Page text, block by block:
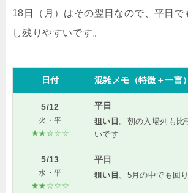
18日（月）はその翌日なので、平日で
し残りやすいです。
日付 混雑メモ（特徴＋一言）
5/12
火・平
★★☆☆☆
平日
狙い目 。朝の入場列も比
いです
5/13
水・平
★★☆☆☆
平日
狙い目 。5月の中でも回